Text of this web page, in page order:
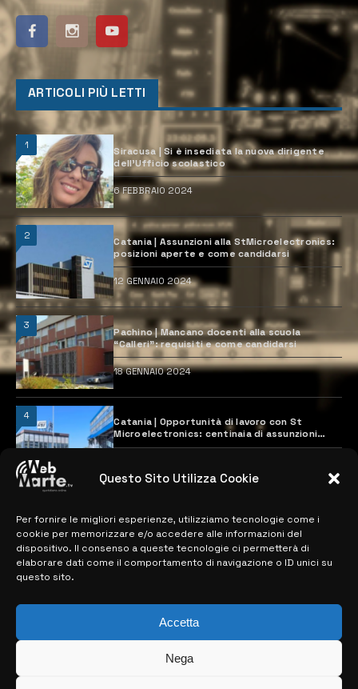
Questo Sito Utilizza Cookie
Per fornire le migliori esperienze, utilizziamo tecnologie come i
cookie per memorizzare e/o accedere alle informazioni del
dispositivo. Il consenso a queste tecnologie ci permetterà di
elaborare dati come il comportamento di navigazione o ID unici su
questo sito.
Accetta
Nega
ARTICOLI PIÙ LETTI
1
Siracusa | Si è insediata la nuova dirigente
dell’Ufficio scolastico
6 FEBBRAIO 2024
2
Catania | Assunzioni alla StMicroelectronics:
posizioni aperte e come candidarsi
12 GENNAIO 2024
3
Pachino | Mancano docenti alla scuola
“Calleri”: requisiti e come candidarsi
18 GENNAIO 2024
4
Catania | Opportunità di lavoro con St
Microelectronics: centinaia di assunzioni
previste
MAPPA DEL SITO
> NOTIZIE